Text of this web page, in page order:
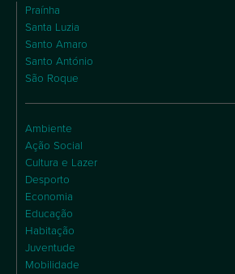
Praínha
Santa Luzia
Santo Amaro
Santo António
São Roque
Ambiente
Ação Social
Cultura e Lazer
Desporto
Economia
Educação
Habitação
Juventude
Mobilidade